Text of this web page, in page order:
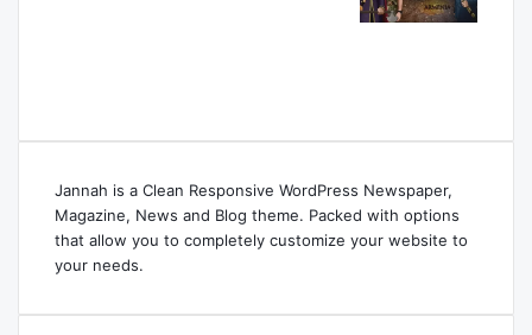
Jannah is a Clean Responsive WordPress Newspaper,
Magazine, News and Blog theme. Packed with options
that allow you to completely customize your website to
your needs.